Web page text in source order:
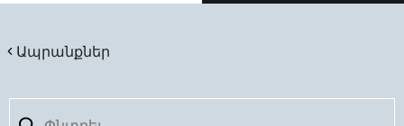
Ապրանքներ